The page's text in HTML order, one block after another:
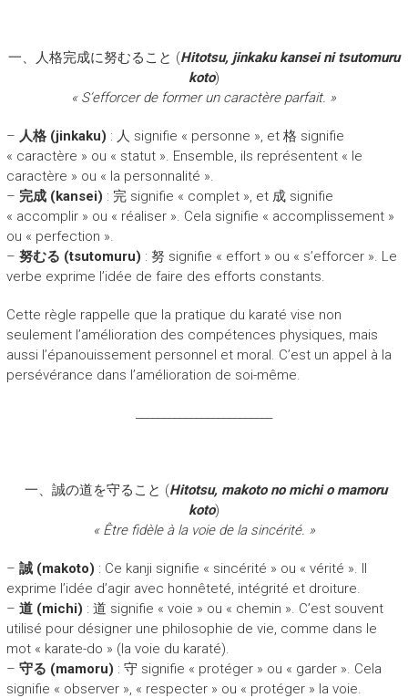
一、人格完成に努むること (Hitotsu, jinkaku kansei ni tsutomuru
koto)
« S’efforcer de former un caractère parfait. »
– 人格 (jinkaku) : 人 signifie « personne », et 格 signifie
« caractère » ou « statut ». Ensemble, ils représentent « le
caractère » ou « la personnalité ».
– 完成 (kansei) : 完 signifie « complet », et 成 signifie
« accomplir » ou « réaliser ». Cela signifie « accomplissement »
ou « perfection ».
– 努むる (tsutomuru) : 努 signifie « effort » ou « s’efforcer ». Le
verbe exprime l’idée de faire des efforts constants.
Cette règle rappelle que la pratique du karaté vise non
seulement l’amélioration des compétences physiques, mais
aussi l’épanouissement personnel et moral. C’est un appel à la
persévérance dans l’amélioration de soi-même.
一、誠の道を守ること (Hitotsu, makoto no michi o mamoru
koto)
« Être fidèle à la voie de la sincérité. »
– 誠 (makoto) : Ce kanji signifie « sincérité » ou « vérité ». Il
exprime l’idée d’agir avec honnêteté, intégrité et droiture.
– 道 (michi) : 道 signifie « voie » ou « chemin ». C’est souvent
utilisé pour désigner une philosophie de vie, comme dans le
mot « karate-do » (la voie du karaté).
– 守る (mamoru) : 守 signifie « protéger » ou « garder ». Cela
signifie « observer », « respecter » ou « protéger » la voie.